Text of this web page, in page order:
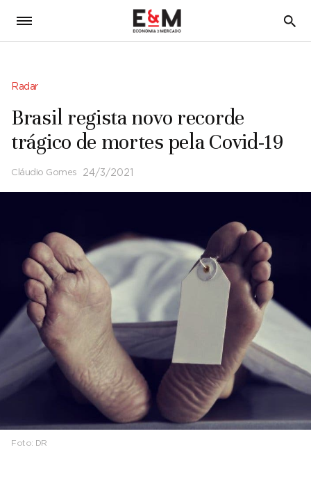
5
Radar
Brasil regista novo recorde
trágico de mortes pela Covid-19
Cláudio Gomes 24/3/2021
Foto: DR